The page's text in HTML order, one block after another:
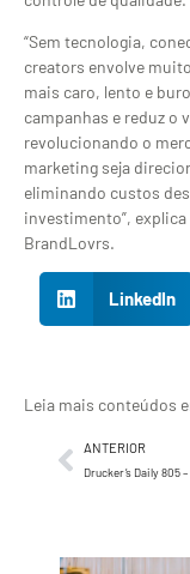
“Sem tecnologia,
creators envolve
mais caro, lento e
campanhas e reduz o
revolucionando o
marketing seja
eliminando custos
investimento”, explica
BrandLovrs.
LinkedIn
Leia mais conteúdos
ANTERIOR